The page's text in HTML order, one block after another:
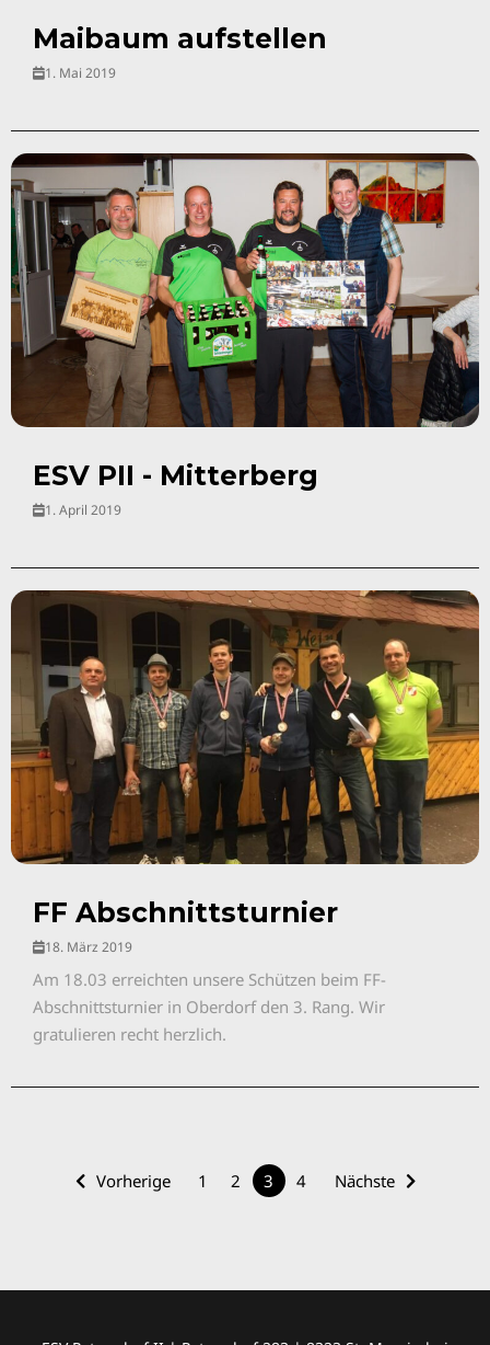
Maibaum aufstellen
1. Mai 2019
ESV PII - Mitterberg
1. April 2019
FF Abschnittsturnier
18. März 2019
Am 18.03 erreichten unsere Schützen beim FF-
Abschnittsturnier in Oberdorf den 3. Rang. Wir
gratulieren recht herzlich.
Vorherige 1 2 3 4 Nächste